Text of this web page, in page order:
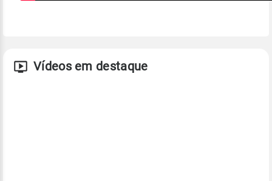
Vídeos em destaque